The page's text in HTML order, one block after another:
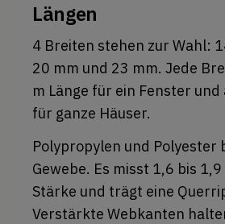
Längen
4 Breiten stehen zur Wahl:
20 mm und 23 mm. Jede
m Länge für ein Fenster
für ganze Häuser.
Polypropylen und Polyester
Gewebe. Es misst 1,6 bis
Stärke und trägt eine
Verstärkte Webkanten